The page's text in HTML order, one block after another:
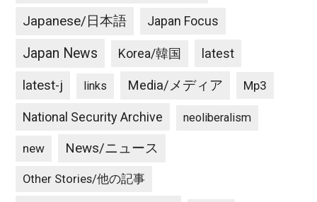
Japanese/日本語 Japan Focus
Japan News Korea/韓国 latest
latest-j links Media/メディア Mp3
National Security Archive neoliberalism
new News/ニュース
Other Stories/他の記事